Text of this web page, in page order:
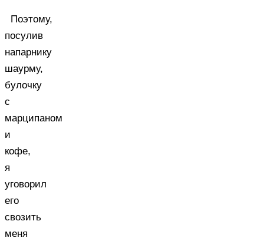
Поэтому,
посулив
напарнику
шаурму,
булочку
с
марципаном
и
кофе,
я
уговорил
его
свозить
меня